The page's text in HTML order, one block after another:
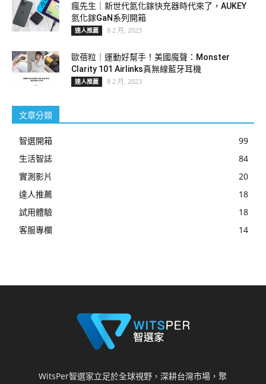
瘋先生｜新世代氮化鎵快充器時代來了，AUKEY
氮化鎵GaN系列開箱
達人推薦 8 2 月, 2023
歐蓓粒｜運動好幫手！美國魔聲：Monster
Clarity 101 Airlinks真無線藍牙耳機
達人推薦 8 2 月, 2023
文章分類
智選開箱
99
生活智誌
84
實測影片
20
達人推薦
18
試用體驗
18
客服專欄
14
WitsPer智選家立足於全球視野，深耕台灣市場，聚